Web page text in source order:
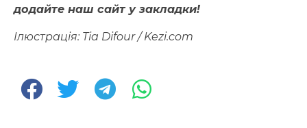
додайте наш сайт у закладки!
Ілюстрація: Tia Difour / Kezi.com